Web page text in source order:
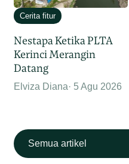
Cerita fitur
Nestapa Ketika PLTA
Kerinci Merangin
Datang
Elviza Diana 5 Agu 2026
Semua artikel